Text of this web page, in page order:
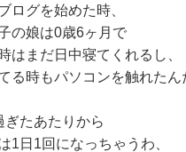
ログを始めた時、
の娘は0歳6ヶ月で
はまだ日中寝てくれるし、
る時もパソコンを触れたん
ぎたあたりから
1日1回になっちゃうわ、